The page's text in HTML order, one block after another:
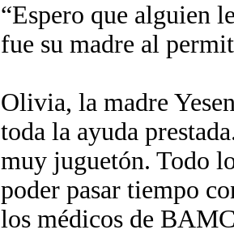
“Espero que alguien
fue su madre al
Olivia, la madre
toda la ayuda
muy juguetón. Todo
poder pasar tiempo
los médicos de